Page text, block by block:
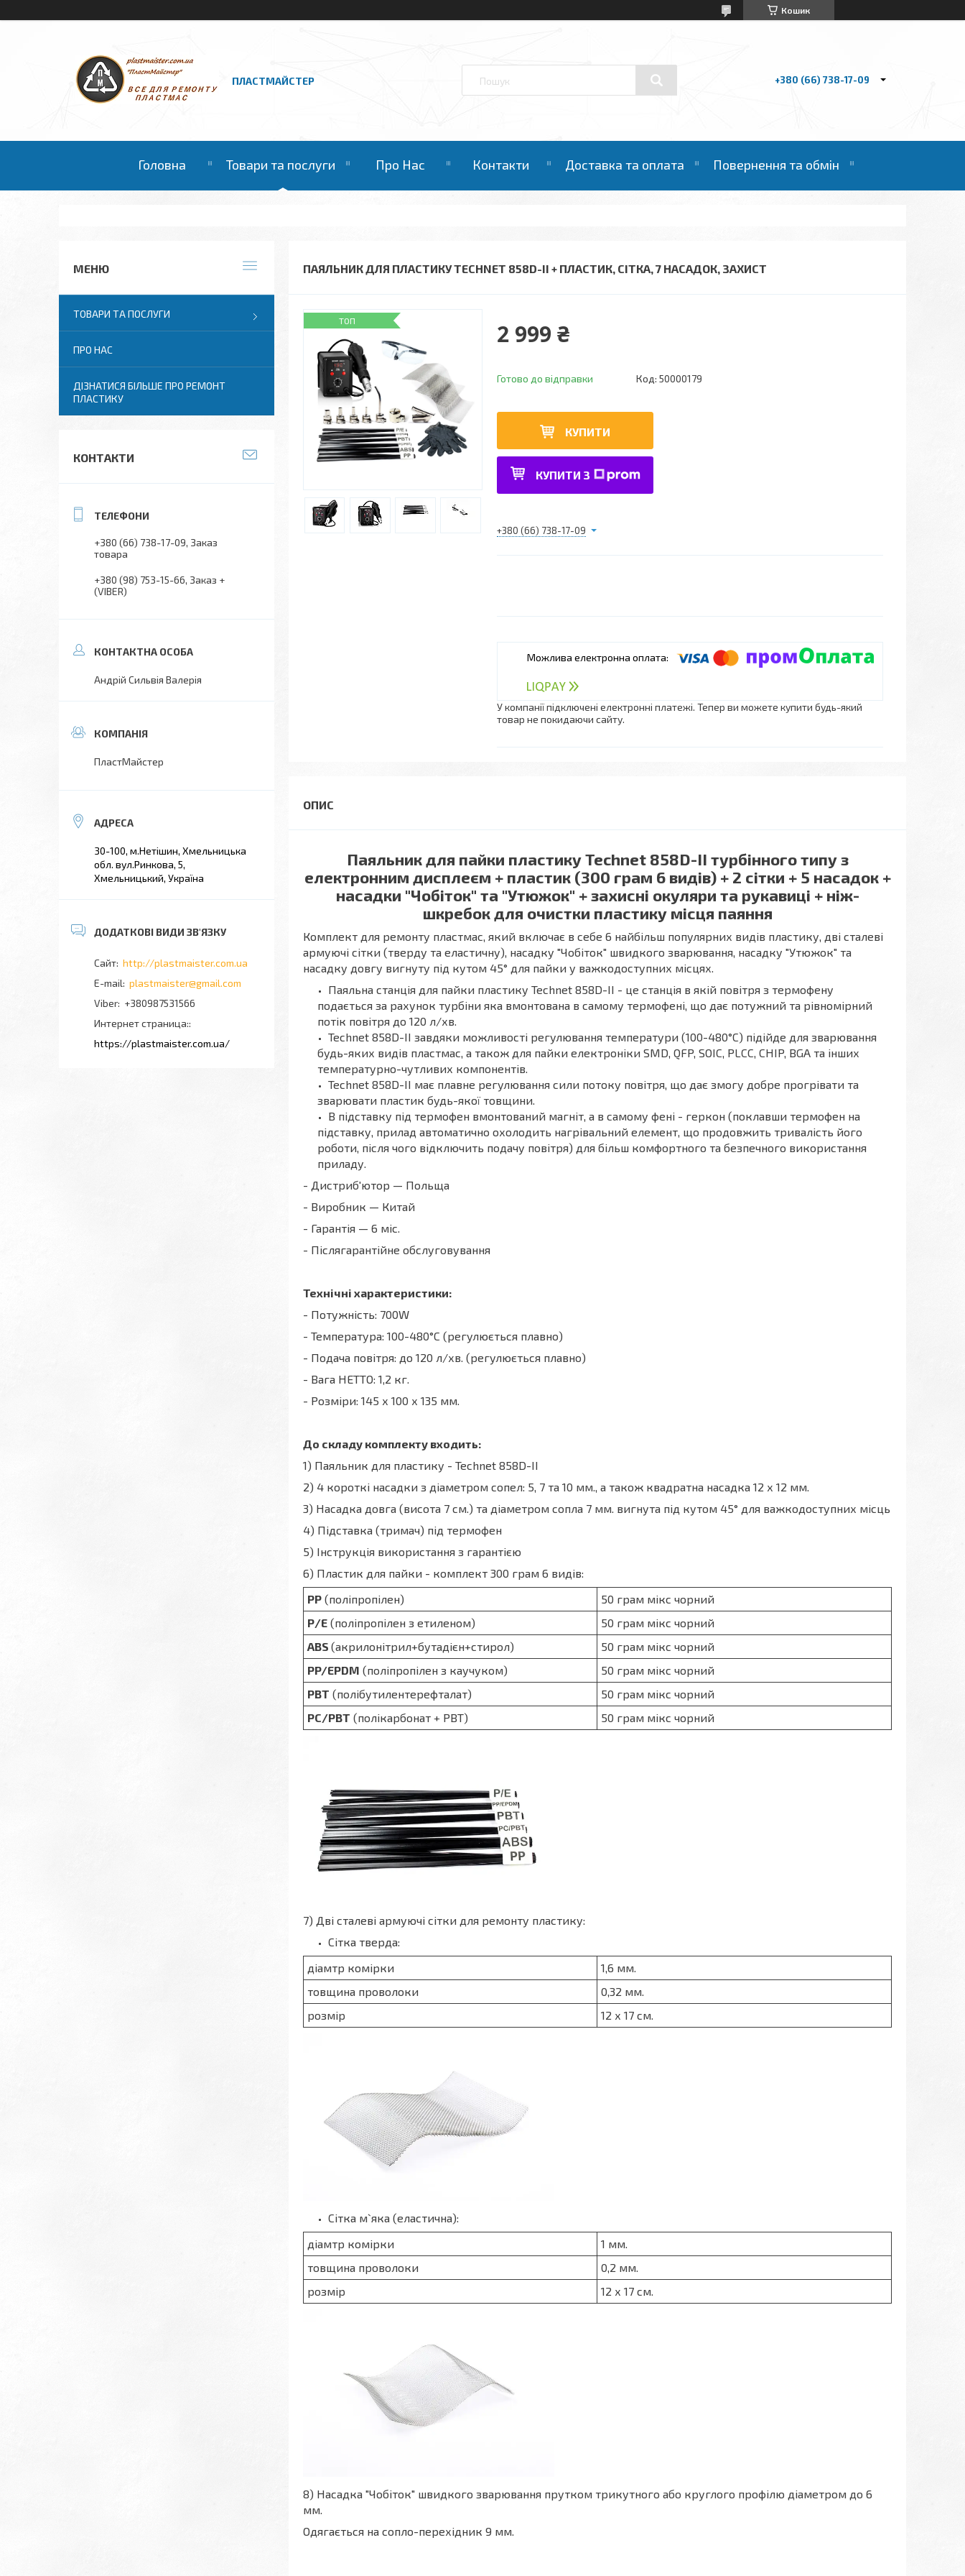
Кошик
ПЛАСТМАЙСТЕР +380 (66) 738-17-09
Головна Товари та послуги Про Нас Контакти Доставка та оплата Повернення та обмін
ПАЯЛЬНИК ДЛЯ ПЛАСТИКУ TECHNET 858D-II + ПЛАСТИК, СІТКА, 7 НАСАДОК, ЗАХИСТ
ТОП 2 999 ₴
Готово до відправки Код: 50000179
КУПИТИ
КУПИТИ З
+380 (66) 738-17-09
У компанії підключені електронні платежі. Тепер ви можете купити будь-який
товар не покидаючи сайту.
Паяльник для пайки пластику Technet 858D-II турбінного типу з
електронним дисплеєм + пластик (300 грам 6 видів) + 2 сітки + 5 насадок +
насадки "Чобіток" та "Утюжок" + захисні окуляри та рукавиці + ніж-
шкребок для очистки пластику місця паяння
Комплект для ремонту пластмас, який включає в себе 6 найбільш популярних видів пластику, дві сталеві
армуючі сітки (тверду та еластичну), насадку "Чобіток" швидкого зварювання, насадку "Утюжок" та
насадку довгу вигнуту під кутом 45° для пайки у важкодоступних місцях.
Паяльна станція для пайки пластику Technet 858D-II - це станція в якій повітря з термофену
подається за рахунок турбіни яка вмонтована в самому термофені, що дає потужний та рівномірний
потік повітря до 120 л/хв.
Technet 858D-II завдяки можливості регулювання температури (100-480°C) підійде для зварювання
будь-яких видів пластмас, а також для пайки електроніки SMD, QFP, SOIC, PLCC, CHIP, BGA та інших
температурно-чутливих компонентів.
Technet 858D-II має плавне регулювання сили потоку повітря, що дає змогу добре прогрівати та
зварювати пластик будь-якої товщини.
В підставку під термофен вмонтований магніт, а в самому фені - геркон (поклавши термофен на
підставку, прилад автоматично охолодить нагрівальний елемент, що продовжить тривалість його
роботи, після чого відключить подачу повітря) для більш комфортного та безпечного використання
приладу.
- Дистриб'ютор — Польща
- Виробник — Китай
- Гарантія — 6 міс.
- Післягарантійне обслуговування
Технічні характеристики:
- Потужність: 700W
- Температура: 100-480°C (регулюється плавно)
- Подача повітря: до 120 л/хв. (регулюється плавно)
- Вага НЕТТО: 1,2 кг.
- Розміри: 145 х 100 х 135 мм.
До складу комплекту входить:
1) Паяльник для пластику - Technet 858D-II
2) 4 короткі насадки з діаметром сопел: 5, 7 та 10 мм., а також квадратна насадка 12 х 12 мм.
3) Насадка довга (висота 7 см.) та діаметром сопла 7 мм. вигнута під кутом 45° для важкодоступних місць
4) Підставка (тримач) під термофен
5) Інструкція використання з гарантією
6) Пластик для пайки - комплект 300 грам 6 видів:
РР (поліпропілен)
50 грам мікс чорний
Р/Е (поліпропілен з етиленом)
50 грам мікс чорний
ABS (акрилонітрил+бутадієн+стирол)
50 грам мікс чорний
РP/EPDM (поліпропілен з каучуком)
50 грам мікс чорний
РВТ (полібутилентерефталат)
50 грам мікс чорний
РС/РВТ (полікарбонат + РВТ) 50 грам мікс чорний
7) Дві сталеві армуючі сітки для ремонту пластику:
Сітка тверда:
діамтр комірки
1,6 мм.
товщина проволоки
0,32 мм.
розмір
12 х 17 см.
Сітка м`яка (еластична):
діамтр комірки
1 мм.
товщина проволоки
0,2 мм.
розмір
12 х 17 см.
8) Насадка "Чобіток" швидкого зварювання прутком трикутного або круглого профілю діаметром до 6
мм.
Одягається на сопло-перехідник 9 мм.
ТОВАРИ ТА ПОСЛУГИ
ПРО НАС
ДІЗНАТИСЯ БІЛЬШЕ ПРО РЕМОНТ
ПЛАСТИКУ
КОНТАКТИ
+380 (66) 738-17-09 Заказ
товара
+380 (98) 753-15-66 Заказ +
(VIBER)
Андрій Сильвія Валерія
ПластМайстер
30-100, м.Нетішин, Хмельницька
обл. вул.Ринкова, 5,
Хмельницький, Україна
http://plastmaister.com.ua
plastmaister@gmail.com
+380987531566
Интернет страница:
https://plastmaister.com.ua/